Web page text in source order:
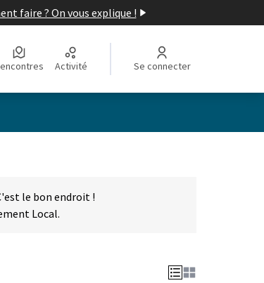
faire ? On vous explique !
Rencontres Activité Se connecter
le bon endroit !
Local.